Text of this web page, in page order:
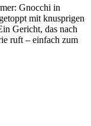
Gnocchi in
mit knusprigen
Gericht, das nach
ruft – einfach zum